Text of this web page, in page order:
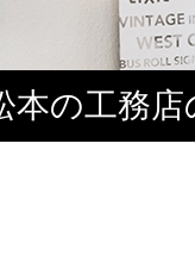
本の工務